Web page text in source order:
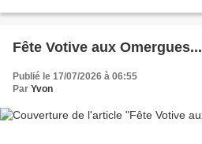
Fête Votive aux Omergues...
Publié le 17/07/2026 à 06:55
Par Yvon